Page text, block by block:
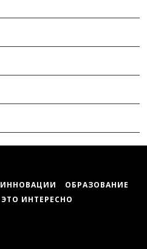
ИННОВАЦИИ
ОБРАЗОВАНИЕ
ЭТО ИНТЕРЕСНО